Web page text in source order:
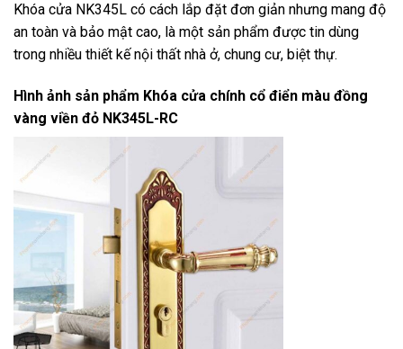
Khóa cửa NK345L có cách lắp đặt đơn giản nhưng mang độ
an toàn và bảo mật cao, là một sản phẩm được tin dùng
trong nhiều thiết kế nội thất nhà ở, chung cư, biệt thự.
Hình ảnh sản phẩm Khóa cửa chính cổ điển màu đồng
vàng viền đỏ NK345L-RC